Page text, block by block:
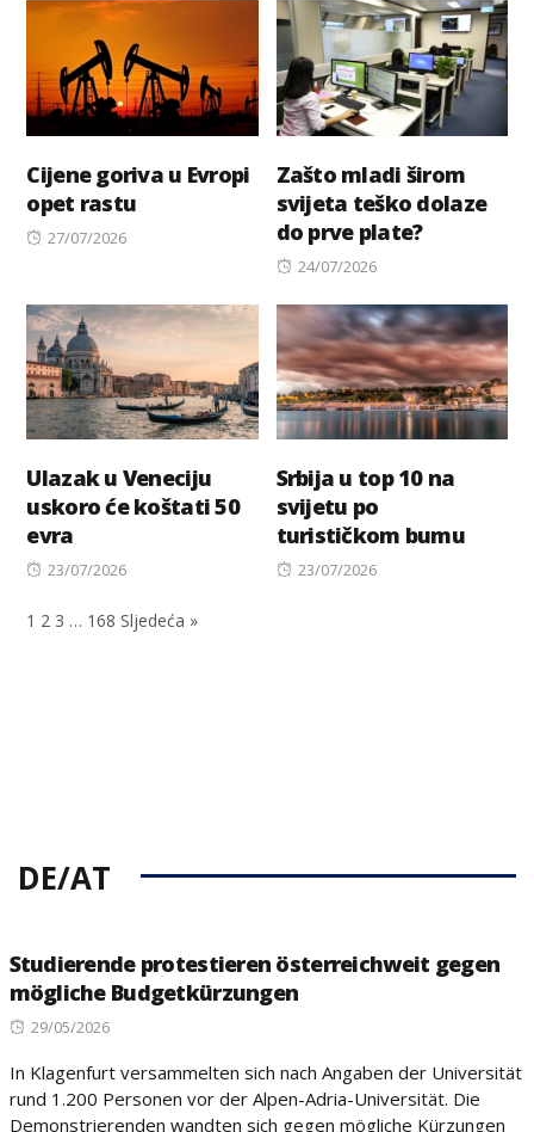
Cijene goriva u Evropi
opet rastu
Posted
27/07/2026
Zašto mladi širom
svijeta teško dolaze
do prve plate?
Posted
24/07/2026
Ulazak u Veneciju
uskoro će koštati 50
evra
Posted
23/07/2026
Srbija u top 10 na
svijetu po
turističkom bumu
Posted
23/07/2026
1 2 3 … 168 Sljedeća »
DE/AT
Studierende protestieren österreichweit gegen
mögliche Budgetkürzungen
Posted
29/05/2026
In Klagenfurt versammelten sich nach Angaben der Universität
rund 1.200 Personen vor der Alpen-Adria-Universität. Die
Demonstrierenden wandten sich gegen mögliche Kürzungen